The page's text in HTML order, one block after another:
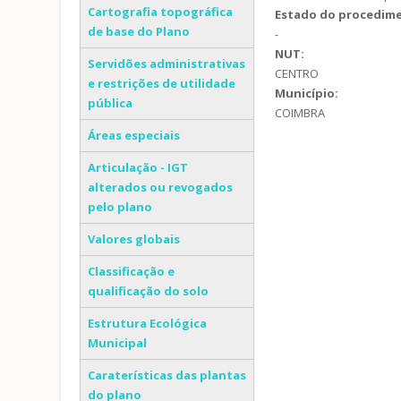
Cartografia topográfica
de base do Plano
Servidões administrativas
e restrições de utilidade
pública
Áreas especiais
Articulação - IGT
alterados ou revogados
pelo plano
Valores globais
Classificação e
qualificação do solo
Estrutura Ecológica
Municipal
Caraterísticas das plantas
do plano
Estado do
-
NUT:
CENTRO
Município:
COIMBRA